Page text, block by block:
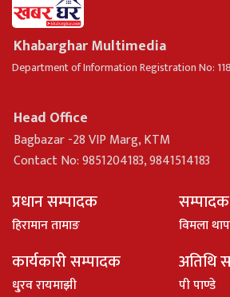
Khabarghar Multimedia
Department of Information Registration No:
Head Office
Bagbazar -28 VIP Marg, KTM
Contact No: 9851204183, 9841514183
प्रधान सम्पादक
हिरामान तामाङ
सम्पादक
विमला
कार्यकारी सम्पादक
धु्रव रायमाझी
अतिथि
पी पाण्डे